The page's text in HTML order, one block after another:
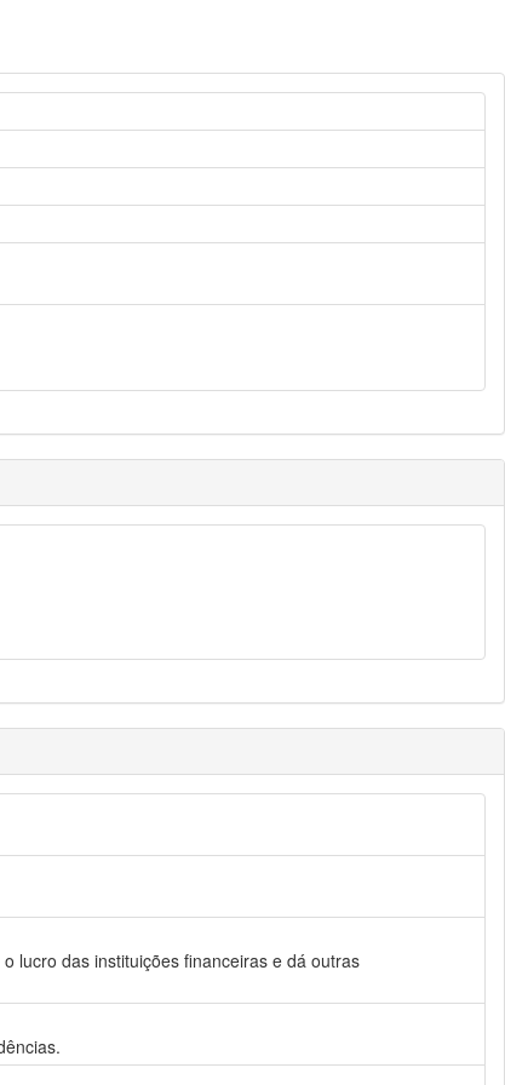
lucro das instituições financeiras e dá outras